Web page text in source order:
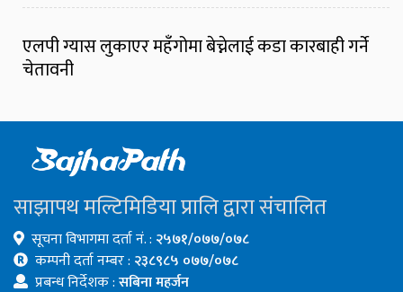
एलपी ग्यास लुकाएर महँगोमा बेच्नेलाई कडा कारबाही गर्ने
चेतावनी
साझापथ मल्टिमिडिया प्रालि द्वारा संचालित
सूचना विभागमा दर्ता नं. : २५७१/०७७/०७८
कम्पनी दर्ता नम्बर : २३८९८५ ०७७/०७८
प्रबन्ध निर्देशक :सबिना महर्जन